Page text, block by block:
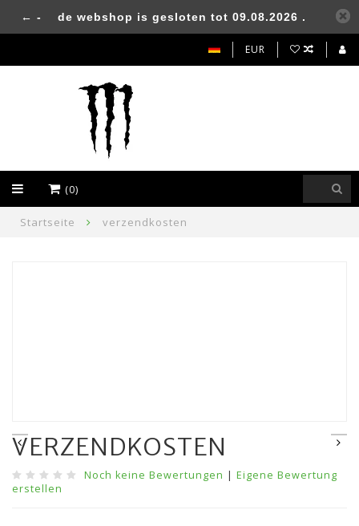
EUR
(0)
Startseite verzendkosten
VERZENDKOSTEN
Noch keine Bewertungen | Eigene Bewertung
erstellen
← - de webshop is gesloten tot 09.08.2026 .